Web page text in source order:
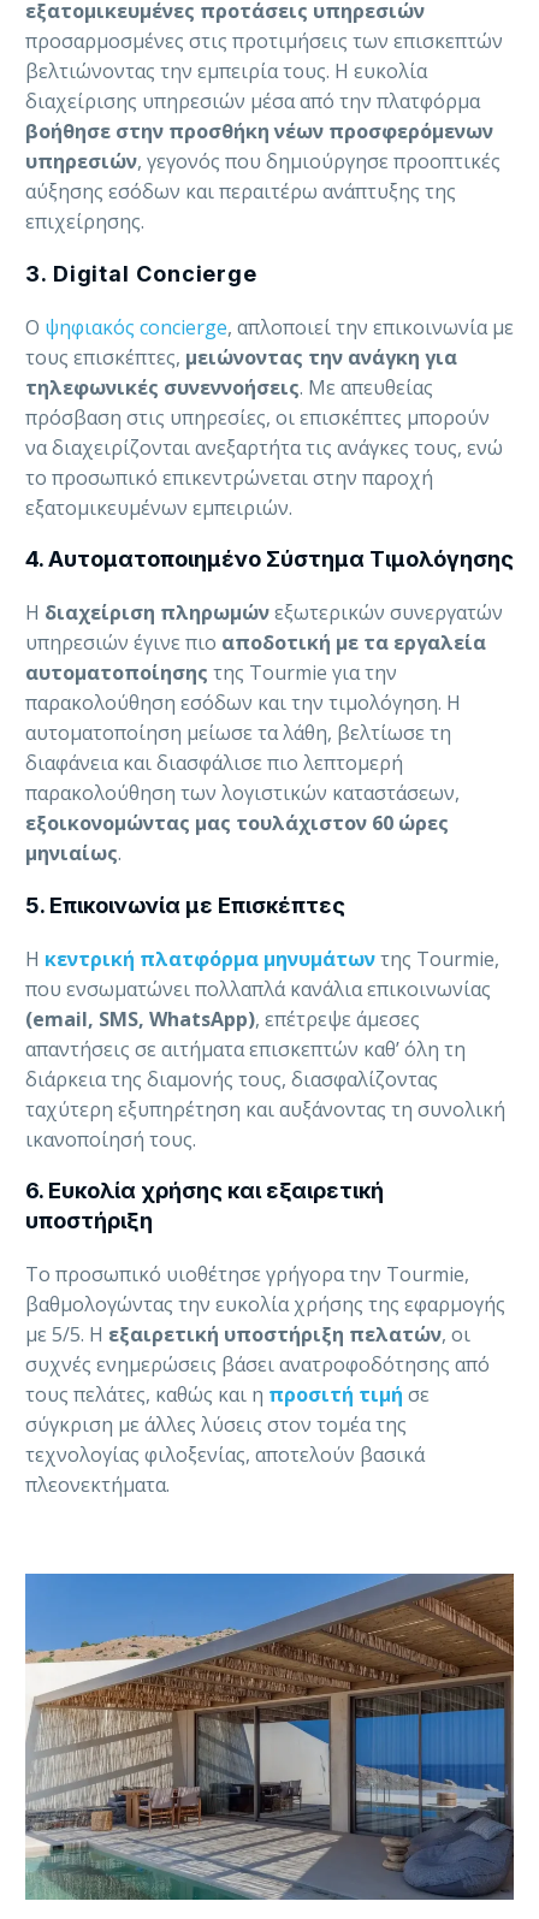
εξατομικευμένες προτάσεις υπηρεσιών
προσαρμοσμένες στις προτιμήσεις των επισκεπτών
βελτιώνοντας την εμπειρία τους. Η ευκολία
διαχείρισης υπηρεσιών μέσα από την πλατφόρμα
βοήθησε στην προσθήκη νέων προσφερόμενων
υπηρεσιών, γεγονός που δημιούργησε προοπτικές
αύξησης εσόδων και περαιτέρω ανάπτυξης της
επιχείρησης.
3. Digital Concierge
Ο ψηφιακός concierge, απλοποιεί την επικοινωνία με
τους επισκέπτες, μειώνοντας την ανάγκη για
τηλεφωνικές συνεννοήσεις. Με απευθείας
πρόσβαση στις υπηρεσίες, οι επισκέπτες μπορούν
να διαχειρίζονται ανεξαρτήτα τις ανάγκες τους, ενώ
το προσωπικό επικεντρώνεται στην παροχή
εξατομικευμένων εμπειριών.
4. Αυτοματοποιημένο Σύστημα Τιμολόγησης
Η διαχείριση πληρωμώνεξωτερικών συνεργατών
υπηρεσιών έγινε πιο αποδοτική με τα εργαλεία
αυτοματοποίησης της Tourmie για την
παρακολούθηση εσόδων και την τιμολόγηση. Η
αυτοματοποίηση μείωσε τα λάθη, βελτίωσε τη
διαφάνεια και διασφάλισε πιο λεπτομερή
παρακολούθηση των λογιστικών καταστάσεων,
εξοικονομώντας μας τουλάχιστον 60 ώρες
μηνιαίως.
5. Επικοινωνία με Επισκέπτες
Η κεντρική πλατφόρμα μηνυμάτωντης Tourmie,
που ενσωματώνει πολλαπλά κανάλια επικοινωνίας
(email, SMS, WhatsApp), επέτρεψε άμεσες
απαντήσεις σε αιτήματα επισκεπτών καθ’ όλη τη
διάρκεια της διαμονής τους, διασφαλίζοντας
ταχύτερη εξυπηρέτηση και αυξάνοντας τη συνολική
ικανοποίησή τους.
6. Ευκολία χρήσης και εξαιρετική
υποστήριξη
Το προσωπικό υιοθέτησε γρήγορα την Tourmie,
βαθμολογώντας την ευκολία χρήσης της εφαρμογής
με 5/5. Η εξαιρετική υποστήριξη πελατών, οι
συχνές ενημερώσεις βάσει ανατροφοδότησης από
τους πελάτες, καθώς και η προσιτή τιμή σε
σύγκριση με άλλες λύσεις στον τομέα της
τεχνολογίας φιλοξενίας, αποτελούν βασικά
πλεονεκτήματα.